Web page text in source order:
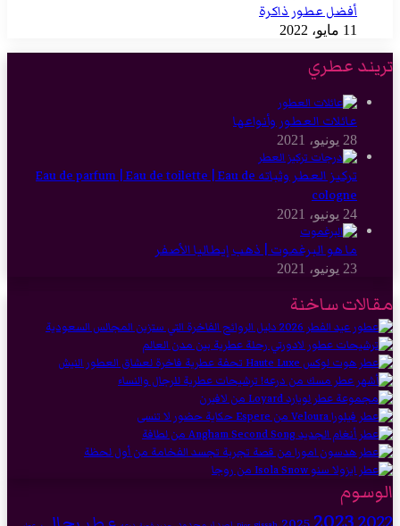
أفضل عطور ذاكرة
11 مايو، 2022
تريند عطري
عائلات العطور وأنواعها
28 يونيو، 2021
تركيز العطر وثباته Eau de parfum | Eau de toilette | Eau de
cologne
24 يونيو، 2021
ما هو البرغموت | ذهب إيطاليا الأصفر
23 يونيو، 2021
مقالات ساخنة
الوسوم